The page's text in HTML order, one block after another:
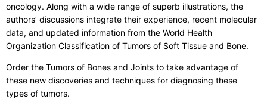
oncology. Along with a wide range of superb illustrations, the
authors’ discussions integrate their experience, recent molecular
data, and updated information from the World Health
Organization Classification of Tumors of Soft Tissue and Bone.
Order the Tumors of Bones and Joints to take advantage of
these new discoveries and techniques for diagnosing these
types of tumors.